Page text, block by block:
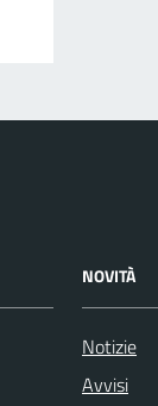
NOVITÀ
Notizie
Avvisi